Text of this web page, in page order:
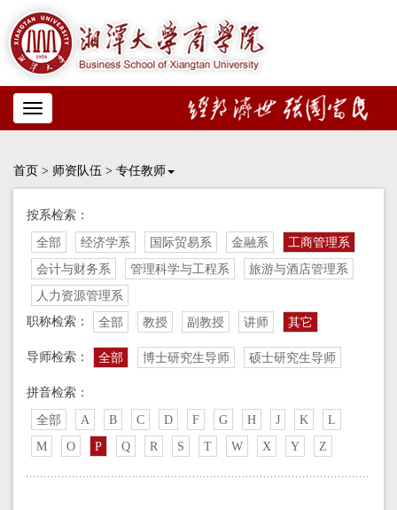
Toggle
navigation
首页 > 师资队伍 > 专任教师
按系检索：
全部 经济学系 国际贸易系 金融系
工商管理系
会计与财务系
管理科学与工程系
旅游与酒店管理系
人力资源管理系
职称检索：
全部 教授 副教授 讲师 其它
导师检索： 全部 博士研究生导师 硕士研究生导师
拼音检索：
全部 A B C D F G H J K
L
M
O P Q R S T W X Y Z